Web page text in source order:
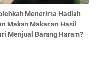
Menerima Hadiah
Makan Makanan Hasil
Menjual Barang Haram?